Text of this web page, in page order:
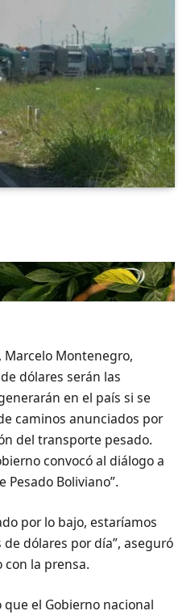
Marcelo Montenegro,
dólares serán las
en el país si se
caminos anunciados por
del transporte pesado.
convocó al diálogo a
Pesado Boliviano”.
por lo bajo, estaríamos
dólares por día”, aseguró
la prensa.
el Gobierno nacional